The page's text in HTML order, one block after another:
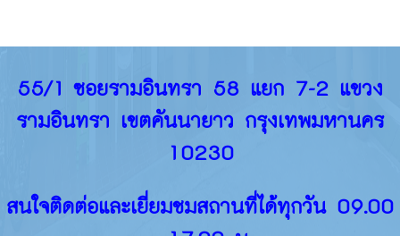
55/1 ซอยรามอินทรา 58 แยก 7-2 แขวง
รามอินทรา เขตคันนายาว กรุงเทพมหานคร
10230
สนใจติดต่อและเยี่ยมชมสถานที่ได้ทุกวัน 09.00